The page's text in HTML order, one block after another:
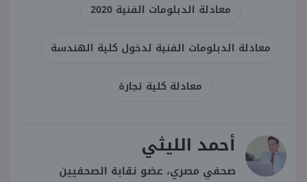
معادلة الدبلومات الفنية 2020
معادلة الدبلومات الفنية لدخول كلية الهندسة
معادلة كلية تجارة
أحمد الليثي
صحفي مصري، عضو نقابة الصحفيين